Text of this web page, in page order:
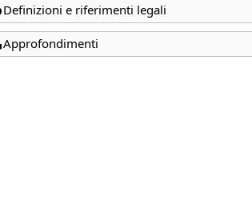
Definizioni e riferimenti legali
Approfondimenti